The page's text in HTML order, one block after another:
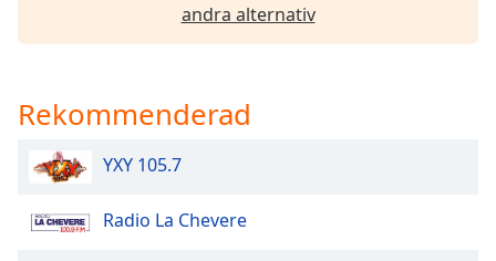
Opacity
Font
Size
andra alternativ
Rekommenderad
YXY 105.7
Radio La Chevere